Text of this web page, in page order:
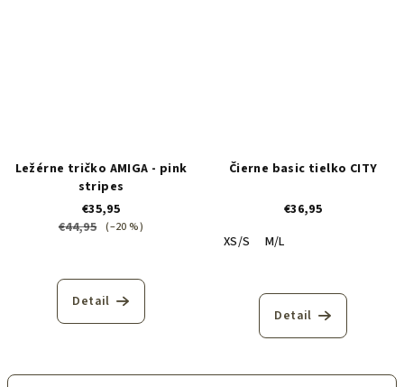
Ležérne tričko AMIGA - pink
stripes
€35,95
€44,95 (–20 %)
Detail
Čierne basic tielko CITY
€36,95
XS/S
M/L
Detail